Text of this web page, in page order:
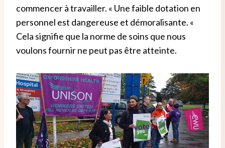
commencer à travailler. « Une faible dotation en
personnel est dangereuse et démoralisante. «
Cela signifie que la norme de soins que nous
voulons fournir ne peut pas être atteinte.